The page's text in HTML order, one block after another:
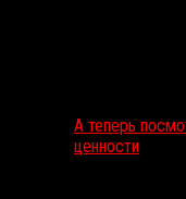
А теперь
ценности